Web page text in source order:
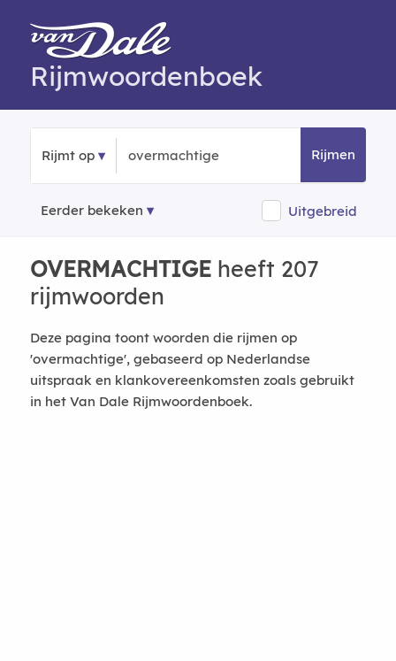
Rijmwoordenboek
Rijmt op Rijmen
Eerder bekeken Uitgebreid
OVERMACHTIGEheeft 207
rijmwoorden
Deze pagina toont woorden die rijmen op
'overmachtige', gebaseerd op Nederlandse
uitspraak en klankovereenkomsten zoals gebruikt
in het Van Dale Rijmwoordenboek.